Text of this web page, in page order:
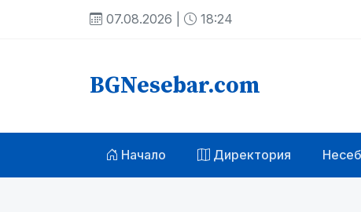
07.08.2026 | 18:24
BGNesebar.com
Начало Директория